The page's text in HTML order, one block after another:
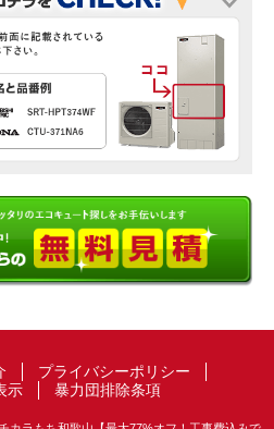
プライバシーポリシー
示
暴力団排除条項